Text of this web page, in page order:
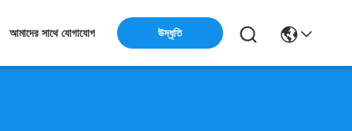
আমাদের সাথে যোগাযোগ উদ্ধৃতি